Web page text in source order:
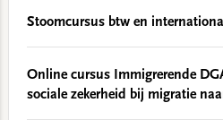
Stoomcursus btw en
Online cursus Immigrerende
sociale zekerheid bij migratie